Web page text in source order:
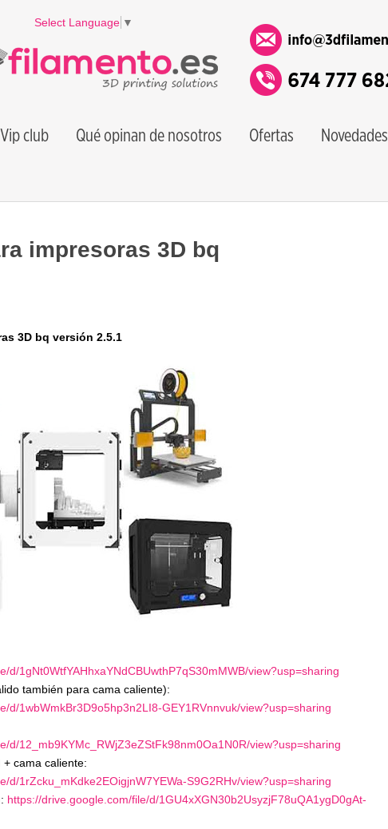
Select Language ▼
club Qué opinan de nosotros Ofertas Novedades
impresoras 3D bq
3D bq versión 2.5.1
d/1gNt0WtfYAHhxaYNdCBUwthP7qS30mMWB/view?usp=sharing
también para cama caliente):
d/1wbWmkBr3D9o5hp3n2LI8-GEY1RVnnvuk/view?usp=sharing
d/12_mb9KYMc_RWjZ3eZStFk98nm0Oa1N0R/view?usp=sharing
cama caliente:
d/1rZcku_mKdke2EOigjnW7YEWa-S9G2RHv/view?usp=sharing
https://drive.google.com/file/d/1GU4xXGN30b2UsyzjF78uQA1ygD0gAt-